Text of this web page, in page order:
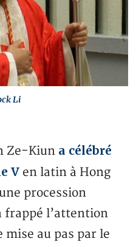
Li
Ze-Kiun a célébré
V en latin à Hong
procession
frappé l’attention
mise au pas par le